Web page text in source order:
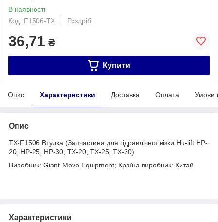
В наявності
Код: F1506-TX
Роздріб
36,71 ₴
Купити
Опис Характеристики Доставка Оплата Умови
Опис
TX-F1506 Втулка (Запчастина для гідравлічної візки Hu-lift HP-
20, HP-25, HP-30, TX-20, TX-25, TX-30)
Виробник: Giant-Move Equipment; Країна виробник: Китай
Характеристики